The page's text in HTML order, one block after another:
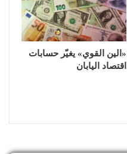
«الين القوي» يغيّر حسابات
اقتصاد اليابان